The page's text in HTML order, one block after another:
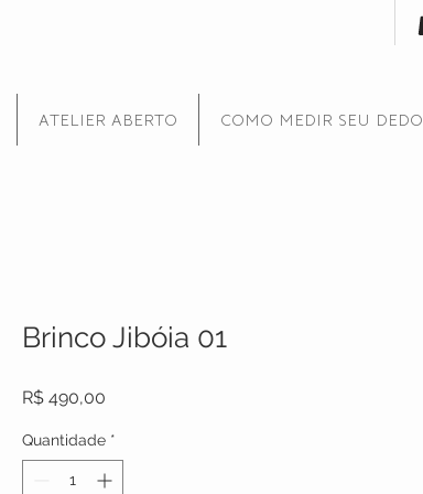
ATELIER ABERTO COMO MEDIR SEU DEDO
Brinco Jibóia 01
R$ 490,00
Quantidade *